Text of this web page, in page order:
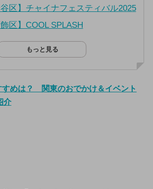
谷区】チャイナフェスティバル2025
飾区】COOL SPLASH
もっと見る
すめは？ 関東のおでかけ＆イベント
介